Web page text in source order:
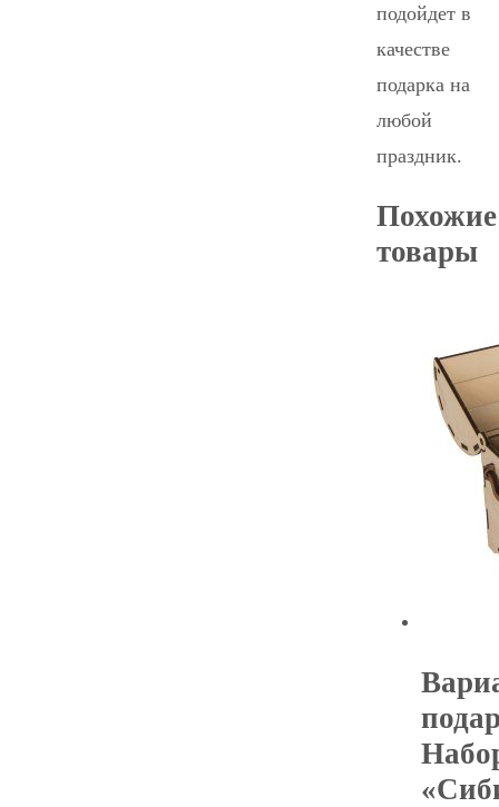
подойдет в
качестве
подарка на
любой
праздник.
Похожие
товары